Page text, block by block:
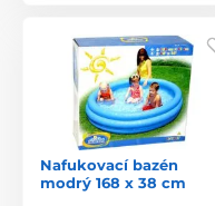
Nafukovací bazén
modrý 168 x 38 cm